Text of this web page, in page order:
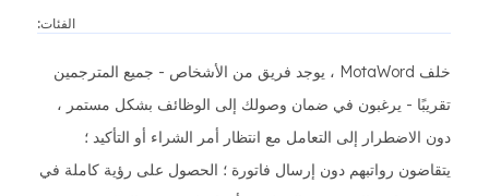
الفئات:
خلف MotaWord ، يوجد فريق من الأشخاص - جميع المترجمين
تقريبًا - يرغبون في ضمان وصولك إلى الوظائف بشكل مستمر ،
دون الاضطرار إلى التعامل مع انتظار أمر الشراء أو التأكيد ؛
يتقاضون رواتبهم دون إرسال فاتورة ؛ الحصول على رؤية كاملة في